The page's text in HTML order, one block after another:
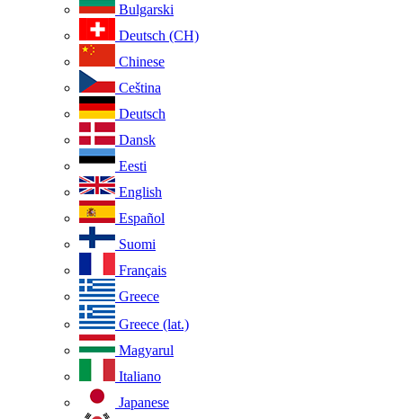
Bulgarski
Deutsch (CH)
Chinese
Ceština
Deutsch
Dansk
Eesti
English
Español
Suomi
Français
Greece
Greece (lat.)
Magyarul
Italiano
Japanese